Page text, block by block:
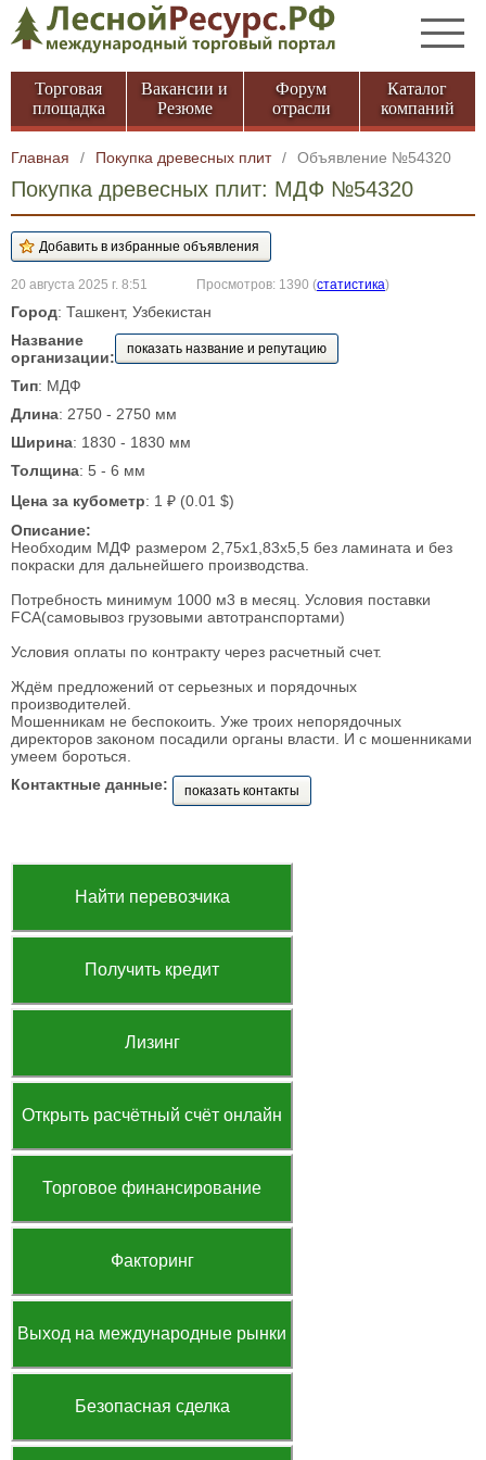
Торговая
площадка
Вакансии и
Резюме
Форум
отрасли
Каталог
компаний
Главная / Покупка древесных плит / Объявление №54320
Покупка древесных плит: МДФ №54320
20 августа 2025 г. 8:51 Просмотров: 1390 (статистика)
Город: Ташкент, Узбекистан
Название
организации:
показать название и репутацию
Тип: МДФ
Длина: 2750 - 2750 мм
Ширина: 1830 - 1830 мм
Толщина: 5 - 6 мм
Цена за кубометр: 1 ₽ (0.01 $)
Описание:
Необходим МДФ размером 2,75х1,83х5,5 без ламината и без
покраски для дальнейшего производства.
Потребность минимум 1000 м3 в месяц. Условия поставки
FCA(самовывоз грузовыми автотранспортами)
Условия оплаты по контракту через расчетный счет.
Ждём предложений от серьезных и порядочных
производителей.
Мошенникам не беспокоить. Уже троих непорядочных
директоров законом посадили органы власти. И с мошенниками
умеем бороться.
Контактные данные:
показать контакты
Найти перевозчика
Получить кредит
Лизинг
Открыть расчётный счёт онлайн
Торговое финансирование
Факторинг
Выход на международные рынки
Безопасная сделка